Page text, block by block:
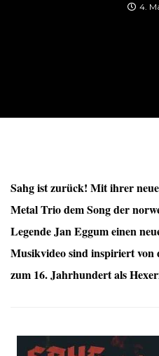
4.
Sahg ist zurück! Mit ihrer
Metal Trio dem Song der
Legende Jan Eggum einen
Musikvideo sind inspiriert von
zum 16. Jahrhundert als